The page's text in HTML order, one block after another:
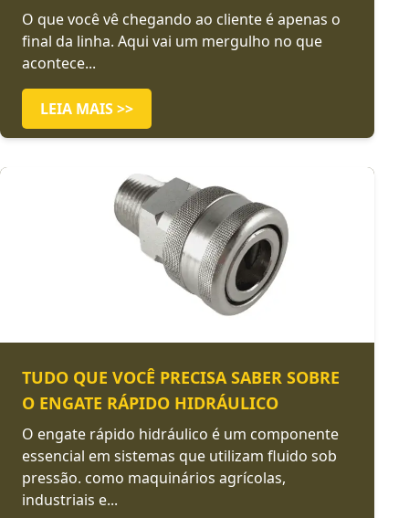
O que você vê chegando ao cliente é apenas o
final da linha. Aqui vai um mergulho no que
acontece...
LEIA MAIS >>
TUDO QUE VOCÊ PRECISA SABER SOBRE
O ENGATE RÁPIDO HIDRÁULICO
O engate rápido hidráulico é um componente
essencial em sistemas que utilizam fluido sob
pressão. como maquinários agrícolas,
industriais e...